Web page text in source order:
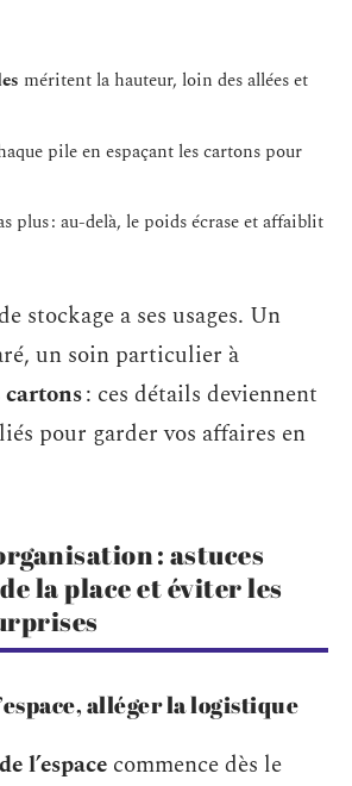
méritent la hauteur, loin des allées et
pile en espaçant les cartons pour
plus : au-delà, le poids écrase et affaiblit
stockage a ses usages. Un
un soin particulier à
cartons: ces détails deviennent
pour garder vos affaires en
: astuces
la place et éviter les
alléger la logistique
l’espace commence dès le